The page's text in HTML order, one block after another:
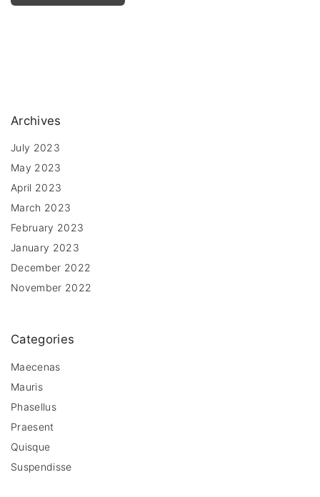
Archives
July 2023
May 2023
April 2023
March 2023
February 2023
January 2023
December 2022
November 2022
Categories
Maecenas
Mauris
Phasellus
Praesent
Quisque
Suspendisse